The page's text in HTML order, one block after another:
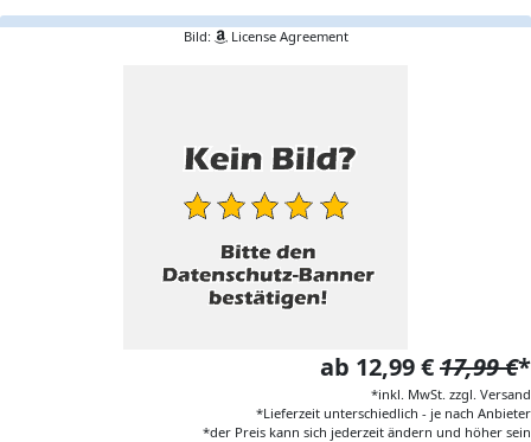
Bild: License Agreement
ab 12,99 €17,99 €*
*inkl. MwSt. zzgl. Versand
*Lieferzeit unterschiedlich - je nach Anbieter
*der Preis kann sich jederzeit ändern und höher sein